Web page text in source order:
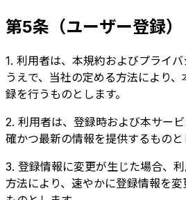
第5条（ユーザー登録）
1. 利用者は、本規約およびプライ
うえで、当社の定める方法により
録を行うものとします。
2. 利用者は、登録時および本サー
確かつ最新の情報を提供するものと
3. 登録情報に変更が生じた場合、
方法により、速やかに登録情報を